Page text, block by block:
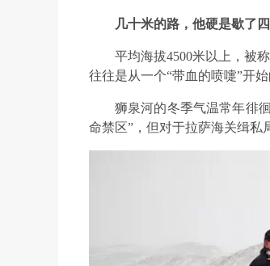
几十米的路，他硬是歇了
平均海拔4500米以上，被
往往是从一个“带血的喷嚏”开始
狮泉河的冬季气温常年徘
命禁区”，但对于拉萨海关缉私